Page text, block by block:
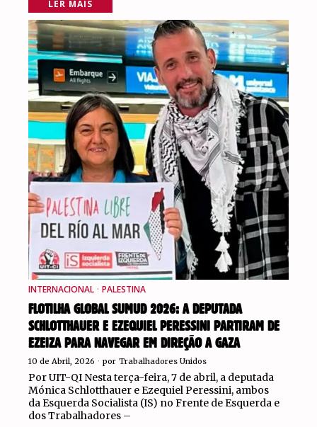
LER MAIS
INTERNACIONAL · PALESTINA
FLOTILHA GLOBAL SUMUD 2026: A DEPUTADA
SCHLOTTHAUER E EZEQUIEL PERESSINI PARTIRAM DE
EZEIZA PARA NAVEGAR EM DIREÇÃO A GAZA
10 de Abril, 2026 por Trabalhadores Unidos
Por UIT-QI Nesta terça-feira, 7 de abril, a deputada
Mónica Schlotthauer e Ezequiel Peressini, ambos
da Esquerda Socialista (IS) no Frente de Esquerda e
dos Trabalhadores –